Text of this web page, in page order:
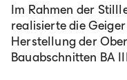
Im Rahmen der
realisierte die
Herstellung der
Bauabschnitten BA